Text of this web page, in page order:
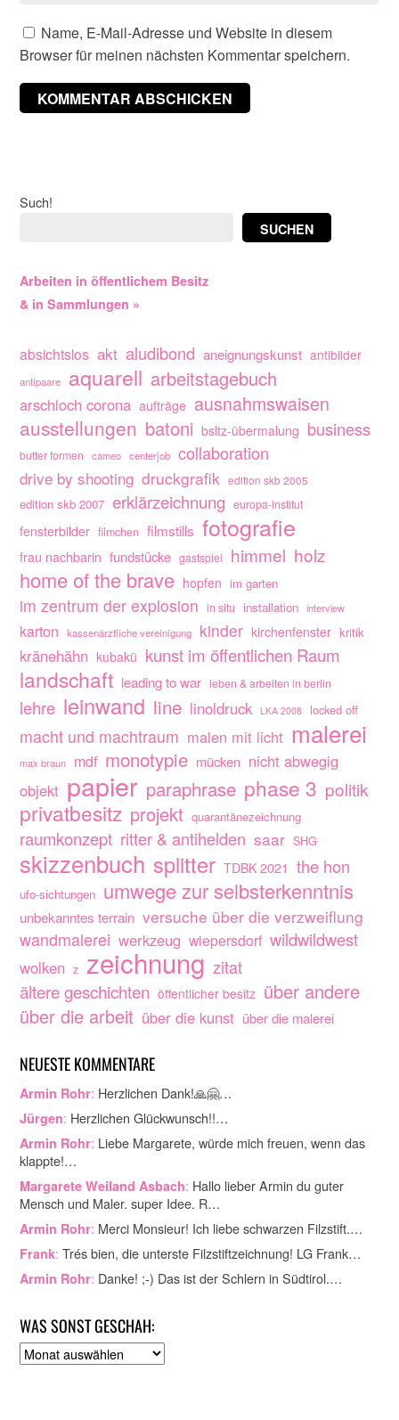
Name, E-Mail-Adresse und Website in diesem
Browser für meinen nächsten Kommentar speichern.
Such!
SUCHEN
Arbeiten in öffentlichem Besitz
& in Sammlungen »
absichtslos akt aludibond aneignungskunst antibilder
antipaare aquarell arbeitstagebuch
arschloch corona aufträge ausnahmswaisen
ausstellungen batoni bsltz-übermalung business
butter formen cameo centerjob collaboration
drive by shooting druckgrafik edition skb 2005
edition skb 2007 erklärzeichnung europa-institut
fensterbilder filmchen filmstills fotografie
frau nachbarin fundstücke gastspiel himmel holz
home of the brave hopfen im garten
im zentrum der explosion in situ installation interview
karton kassenärztliche vereinigung kinder kirchenfenster kritik
kränehähn kubakü kunst im öffentlichen Raum
landschaft leading to war leben & arbeiten in berlin
lehre leinwand line linoldruck LKA 2008 locked off
macht und machtraum malen mit licht malerei
max braun mdf monotypie mücken nicht abwegig
objekt papier paraphrase phase 3 politik
privatbesitz projekt quarantänezeichnung
raumkonzept ritter & antihelden saar SHG
skizzenbuch splitter TDBK 2021 the hon
ufo-sichtungen umwege zur selbsterkenntnis
unbekanntes terrain versuche über die verzweiflung
wandmalerei werkzeug wiepersdorf wildwildwest
wolken z zeichnung zitat
ältere geschichten öffentlicher besitz über andere
über die arbeit über die kunst über die malerei
NEUESTE KOMMENTARE
Armin Rohr: Herzlichen Dank!🙏🤗…
Jürgen: Herzlichen Glückwunsch!!…
Armin Rohr: Liebe Margarete, würde mich freuen, wenn das
klappte!…
Margarete Weiland Asbach: Hallo lieber Armin du guter
Mensch und Maler. super Idee. R…
Armin Rohr: Merci Monsieur! Ich liebe schwarzen Filzstift.…
Frank: Trés bien, die unterste Filzstiftzeichnung! LG Frank…
Armin Rohr: Danke! ;-) Das ist der Schlern in Südtirol.…
WAS SONST GESCHAH:
A